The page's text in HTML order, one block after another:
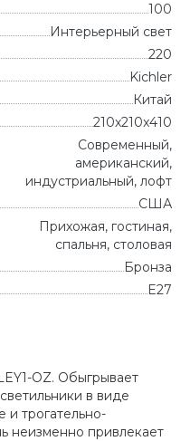
100
Интерьерный свет
220
Kichler
Китай
210x210x410
Современный,
американский,
индустриальный, лофт
CША
Прихожая, гостиная,
спальня, столовая
Бронза
E27
OZ. Обыгрывает
в виде
и трогательно-
неизменно привлекает